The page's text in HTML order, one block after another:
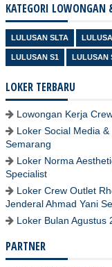
KATEGORI LOWONGAN
LULUSAN SLTA
LULUSAN S1 LULUSAN
LOKER TERBARU
Lowongan Kerja
Loker Social Media
Semarang
Loker Norma
Specialist
Loker Crew Outlet
Jenderal Ahmad Yani
Loker Bulan Agustus
PARTNER